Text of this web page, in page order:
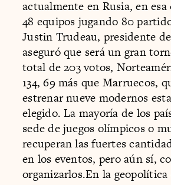
actualmente en Rusia, en
48 equipos jugando 80
Justin Trudeau, presidente
aseguró que será un gran
total de 203 votos,
134, 69 más que Marruecos,
estrenar nueve modernos
elegido. La mayoría de los
sede de juegos olímpicos o
recuperan las fuertes
en los eventos, pero aún sí,
organizarlos.En la